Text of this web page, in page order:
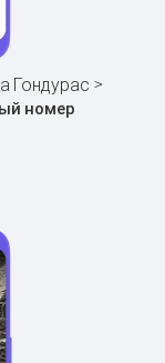
Гондурас >
номер